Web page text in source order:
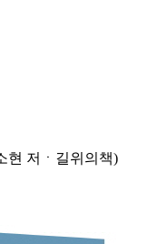
현 저ㆍ길위의책)